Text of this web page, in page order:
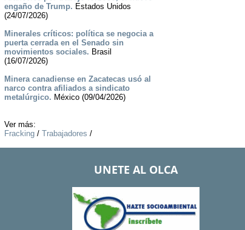
engaño de Trump. Estados Unidos
(24/07/2026)
Minerales críticos: política se negocia a
puerta cerrada en el Senado sin
movimientos sociales. Brasil
(16/07/2026)
Minera canadiense en Zacatecas usó al
narco contra afiliados a sindicato
metalúrgico. México (09/04/2026)
Ver más:
Fracking/ Trabajadores /
UNETE AL OLCA